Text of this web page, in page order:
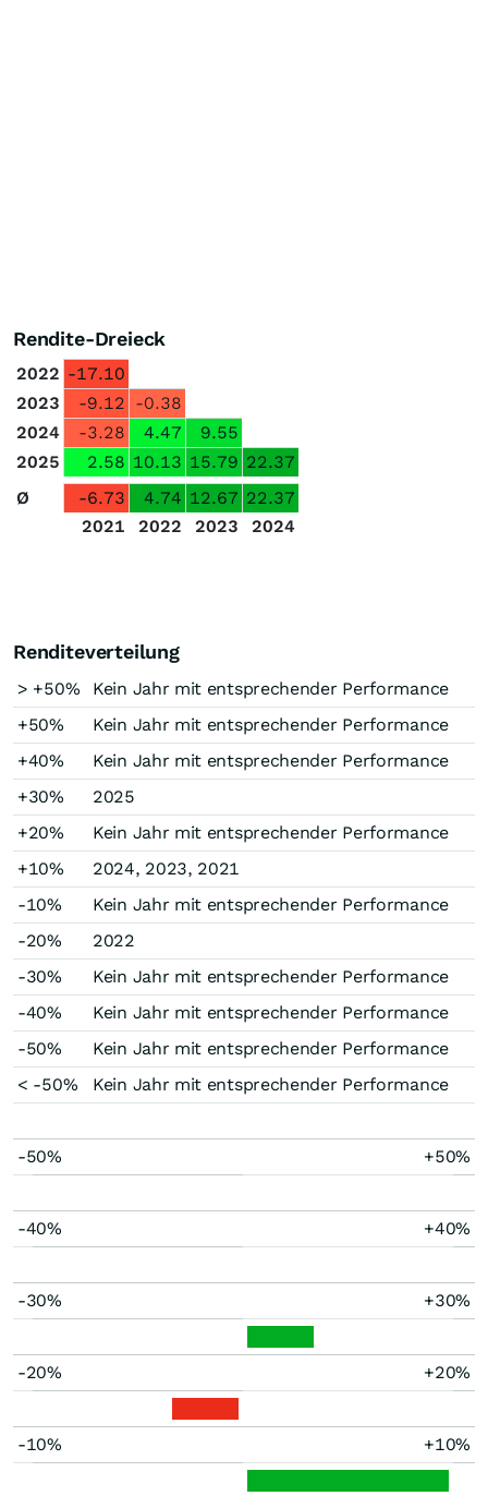
Rendite-Dreieck
2022 -17.10
2023
-9.12 -0.38
2024
-3.28 4.47
9.55
2025
2.58 10.13 15.79 22.37
Ø
-6.73 4.74 12.67 22.37
2021
2022 2023 2024
Renditeverteilung
> +50%
Kein Jahr mit entsprechender Performance
+50%
Kein Jahr mit entsprechender Performance
+40%
Kein Jahr mit entsprechender Performance
+30%
2025
+20%
Kein Jahr mit entsprechender Performance
+10%
2024, 2023, 2021
-10%
Kein Jahr mit entsprechender Performance
-20%
2022
-30%
Kein Jahr mit entsprechender Performance
-40%
Kein Jahr mit entsprechender Performance
-50%
Kein Jahr mit entsprechender Performance
< -50%
Kein Jahr mit entsprechender Performance
-50% +50%
-40% +40%
-30% +30%
-20% +20%
-10% +10%